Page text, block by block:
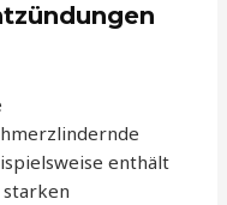
enthält